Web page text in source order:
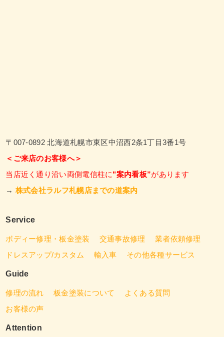
〒007-0892 北海道札幌市東区中沼西2条1丁目3番1号
＜ご来店のお客様へ＞
当店近く通り沿い両側電信柱に"案内看板”があります
→ 株式会社ラルフ札幌店までの道案内
Service
ボディー修理・板金塗装 交通事故修理
業者依頼修理
ドレスアップ/カスタム
輸入車 その他各種サービス
Guide
修理の流れ 板金塗装について
よくある質問
お客様の声
Attention